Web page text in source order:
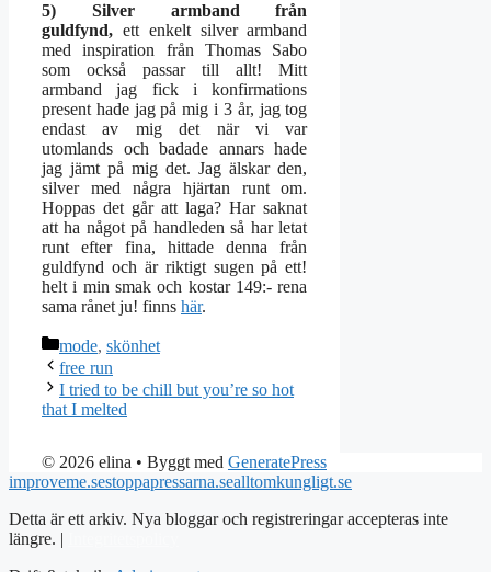
5) Silver armband från
guldfynd, ett enkelt silver armband
med inspiration från Thomas Sabo
som också passar till allt! Mitt
armband jag fick i konfirmations
present hade jag på mig i 3 år, jag tog
endast av mig det när vi var
utomlands och badade annars hade
jag jämt på mig det. Jag älskar den,
silver med några hjärtan runt om.
Hoppas det går att laga? Har saknat
att ha något på handleden så har letat
runt efter fina, hittade denna från
guldfynd och är riktigt sugen på ett!
helt i min smak och kostar 149:- rena
sama rånet ju! finns här.
Kategorier
mode, skönhet
free run
I tried to be chill but you’re so hot
that I melted
© 2026 elina • Byggt med GeneratePress
improveme.sestoppapressarna.sealltomkungligt.se
Detta är ett arkiv. Nya bloggar och registreringar accepteras inte
längre. |